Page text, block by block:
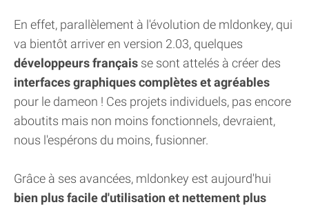
En effet, parallèlement à l'évolution de mldonkey, qui
va bientôt arriver en version 2.03, quelques
développeurs français se sont attelés à créer des
interfaces graphiques complètes et agréables
pour le dameon ! Ces projets individuels, pas encore
aboutits mais non moins fonctionnels, devraient,
nous l'espérons du moins, fusionner.
Grâce à ses avancées, mldonkey est aujourd'hui
bien plus facile d'utilisation et nettement plus